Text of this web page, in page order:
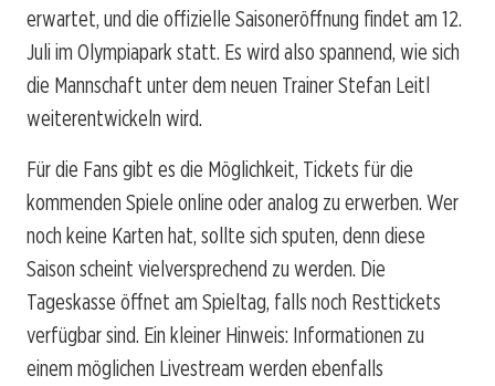
erwartet, und die offizielle Saisoneröffnung findet am 12.
Juli im Olympiapark statt. Es wird also spannend, wie sich
die Mannschaft unter dem neuen Trainer Stefan Leitl
weiterentwickeln wird.
Für die Fans gibt es die Möglichkeit, Tickets für die
kommenden Spiele online oder analog zu erwerben. Wer
noch keine Karten hat, sollte sich sputen, denn diese
Saison scheint vielversprechend zu werden. Die
Tageskasse öffnet am Spieltag, falls noch Resttickets
verfügbar sind. Ein kleiner Hinweis: Informationen zu
einem möglichen Livestream werden ebenfalls